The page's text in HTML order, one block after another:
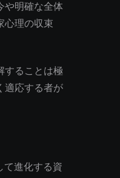
や明確な全体
心理の収束
することは極
適応する者が
て進化する資